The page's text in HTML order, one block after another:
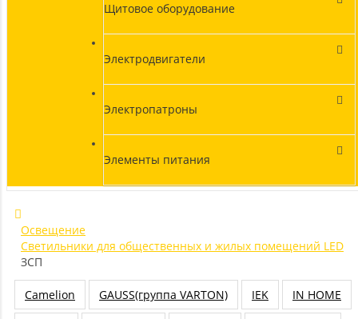
Щитовое оборудование
Электродвигатели
Электропатроны
Элементы питания
Освещение
Светильники для общественных и жилых помещений LED
ЗСП
Camelion GAUSS(группа VARTON) IEK IN HOME